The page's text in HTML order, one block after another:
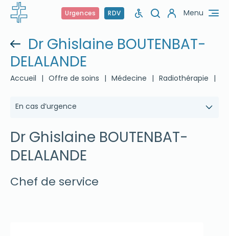
Urgences RDV Menu
Dr Ghislaine BOUTENBAT-
DELALANDE
Accueil | Offre de soins | Médecine | Radiothérapie |
En cas d’urgence
Dr Ghislaine BOUTENBAT-
DELALANDE
Chef de service